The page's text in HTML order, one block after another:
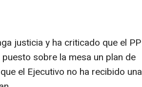
justicia y ha criticado que el PP
sobre la mesa un plan de
el Ejecutivo no ha recibido una